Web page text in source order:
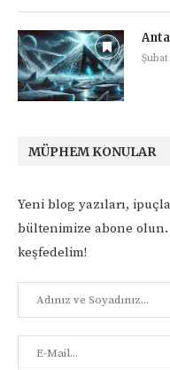
Şubat
MÜPHEM KONULAR
Yeni blog yazıları,
bültenimize abone
keşfedelim!